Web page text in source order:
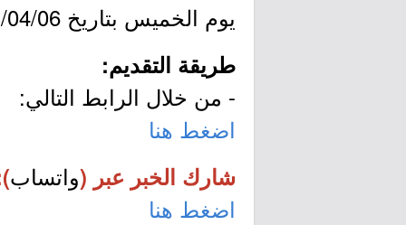
يوم الخميس بتاريخ 1443/04/06هـ الموافق 2021/11/11م.
طريقة التقديم:
- من خلال الرابط التالي:
اضغط هنا
شارك الخبر عبر (واتساب
اضغط هنا